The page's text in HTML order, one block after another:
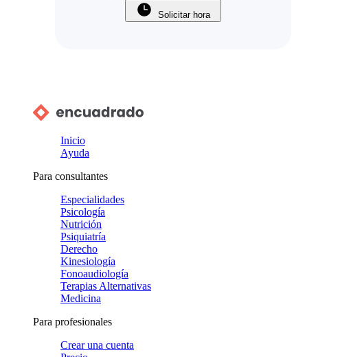
Solicitar hora
Inicio
Ayuda
Para consultantes
Especialidades
Psicología
Nutrición
Psiquiatría
Derecho
Kinesiología
Fonoaudiología
Terapias Alternativas
Medicina
Para profesionales
Crear una cuenta